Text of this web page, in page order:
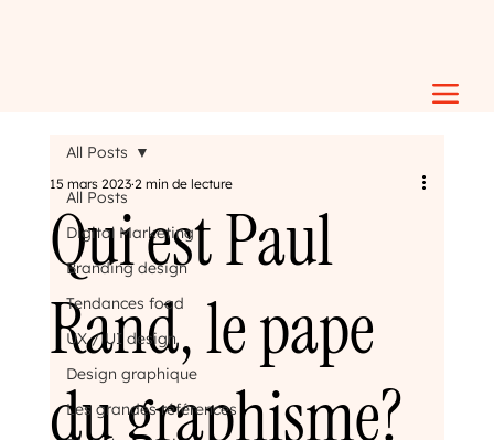
All Posts
Digital Marketing
Branding design
Tendances food
UX / UI design
Design graphique
Les grandes références
All Posts
Qui est Paul
Rand, le pape
du graphisme?
15 mars 2023 2 min de lecture